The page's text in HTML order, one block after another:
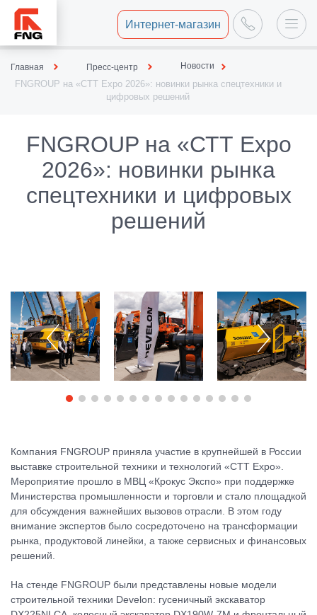
Интернет-магазин
Главная Пресс-центр Новости
FNGROUP на «СТТ Expo 2026»: новинки рынка спецтехники и
цифровых решений
FNGROUP на «СТТ Expo
2026»: новинки рынка
спецтехники и цифровых
решений
Компания FNGROUP приняла участие в крупнейшей в России
выставке строительной техники и технологий «CTT Expo».
Мероприятие прошло в МВЦ «Крокус Экспо» при поддержке
Министерства промышленности и торговли и стало площадкой
для обсуждения важнейших вызовов отрасли. В этом году
внимание экспертов было сосредоточено на трансформации
рынка, продуктовой линейки, а также сервисных и финансовых
решений.
На стенде FNGROUP были представлены новые модели
строительной техники Develon: гусеничный экскаватор